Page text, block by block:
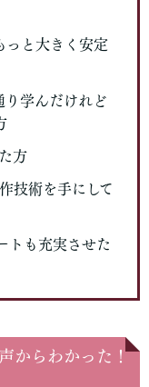
っと大きく安定
り学んだけれど
方
技術を手にして
トも充実させた
からわかった！